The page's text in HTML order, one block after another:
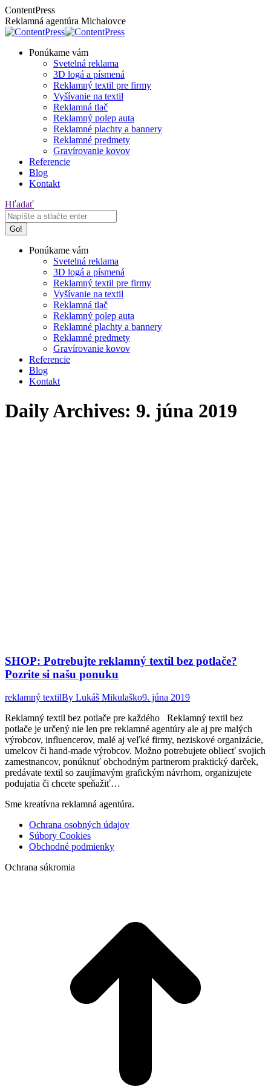
Skip
to
content
Facebook
page
opens
new
Instagram
page
opens
new
ContentPress
Reklamná agentúra Michalovce
Ponúkame vám
Svetelná reklama
3D logá a písmená
Reklamný textil pre firmy
Vyšívanie na textil
Reklamná tlač
Reklamný polep auta
Reklamné plachty a bannery
Reklamné predmety
Gravírovanie kovov
Referencie
Blog
Kontakt
Search:
Hľadať
Ponúkame vám
Svetelná reklama
3D logá a písmená
Reklamný textil pre firmy
Vyšívanie na textil
Reklamná tlač
Reklamný polep auta
Reklamné plachty a bannery
Reklamné predmety
Gravírovanie kovov
Referencie
Blog
Kontakt
Daily Archives: 9. júna 2019
SHOP: Potrebujte reklamný textil bez potlače?
Pozrite si našu ponuku
reklamný textilBy Lukáš Mikulaško9. júna 2019
Reklamný textil bez potlače pre každého Reklamný textil bez
potlače je určený nie len pre reklamné agentúry ale aj pre malých
výrobcov, influencerov, malé aj veľké firmy, neziskové organizácie,
umelcov či hand-made výrobcov. Možno potrebujete obliecť svojich
zamestnancov, ponúknuť obchodným partnerom praktický darček,
predávate textil so zaujímavým grafickým návrhom, organizujete
podujatia či chcete speňažiť…
Sme kreatívna reklamná agentúra.
Ochrana osobných údajov
Súbory Cookies
Obchodné podmienky
Ochrana súkromia